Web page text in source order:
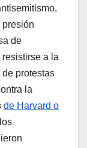
de
resistirse a la
protestas
la
de Harvard o